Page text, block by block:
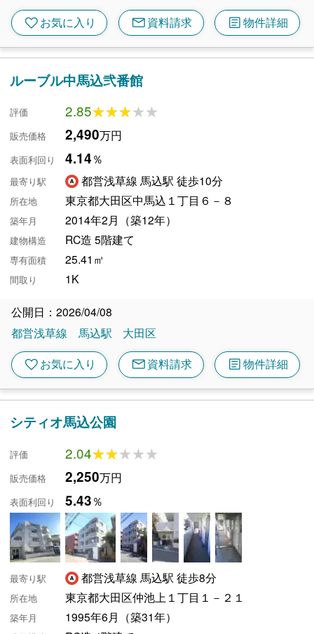
favoriteお気に入り mail資料請求 article物件詳細
ルーブル中馬込弐番館
評価 2.85★★★★★
★★★★★
販売価格 2,490万円
表面利回り 4.14％
最寄り駅 都営浅草線 馬込駅 徒歩10分
所在地 東京都大田区中馬込１丁目６－８
築年月 2014年2月（築12年）
建物構造 RC造 5階建て
専有面積 25.41㎡
間取り 1K
公開日：2026/04/08
都営浅草線
馬込駅 大田区
favoriteお気に入り mail資料請求 article物件詳細
シティオ馬込公園
評価 2.04★★★★★
★★★★★
販売価格 2,250万円
表面利回り 5.43％
最寄り駅 都営浅草線 馬込駅 徒歩8分
所在地 東京都大田区仲池上１丁目１－２１
築年月 1995年6月（築31年）